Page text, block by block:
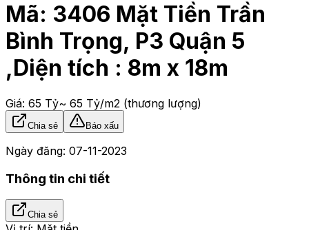
Mã: 3406 Mặt Tiền Trần
Bình Trọng, P3 Quận 5
,Diện tích : 8m x 18m
Giá: 65 Tỷ~ 65 Tỷ/m2 (thương lượng)
Chia sẻ Báo xấu
Ngày đăng: 07-11-2023
Thông tin chi tiết
Chia sẻ